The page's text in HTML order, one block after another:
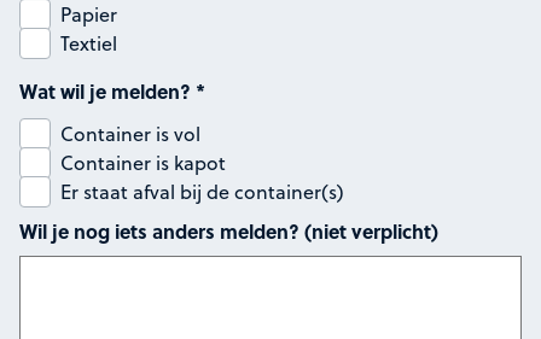
Papier
Textiel
Wat wil je melden? *
Container is vol
Container is kapot
Er staat afval bij de container(s)
Wil je nog iets anders melden? (niet verplicht)